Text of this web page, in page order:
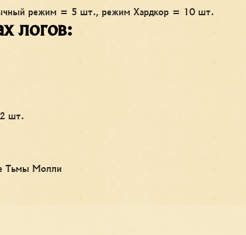
режим = 5 шт., режим Хардкор = 10 шт.
логов:
2 шт.
Тьмы Молли